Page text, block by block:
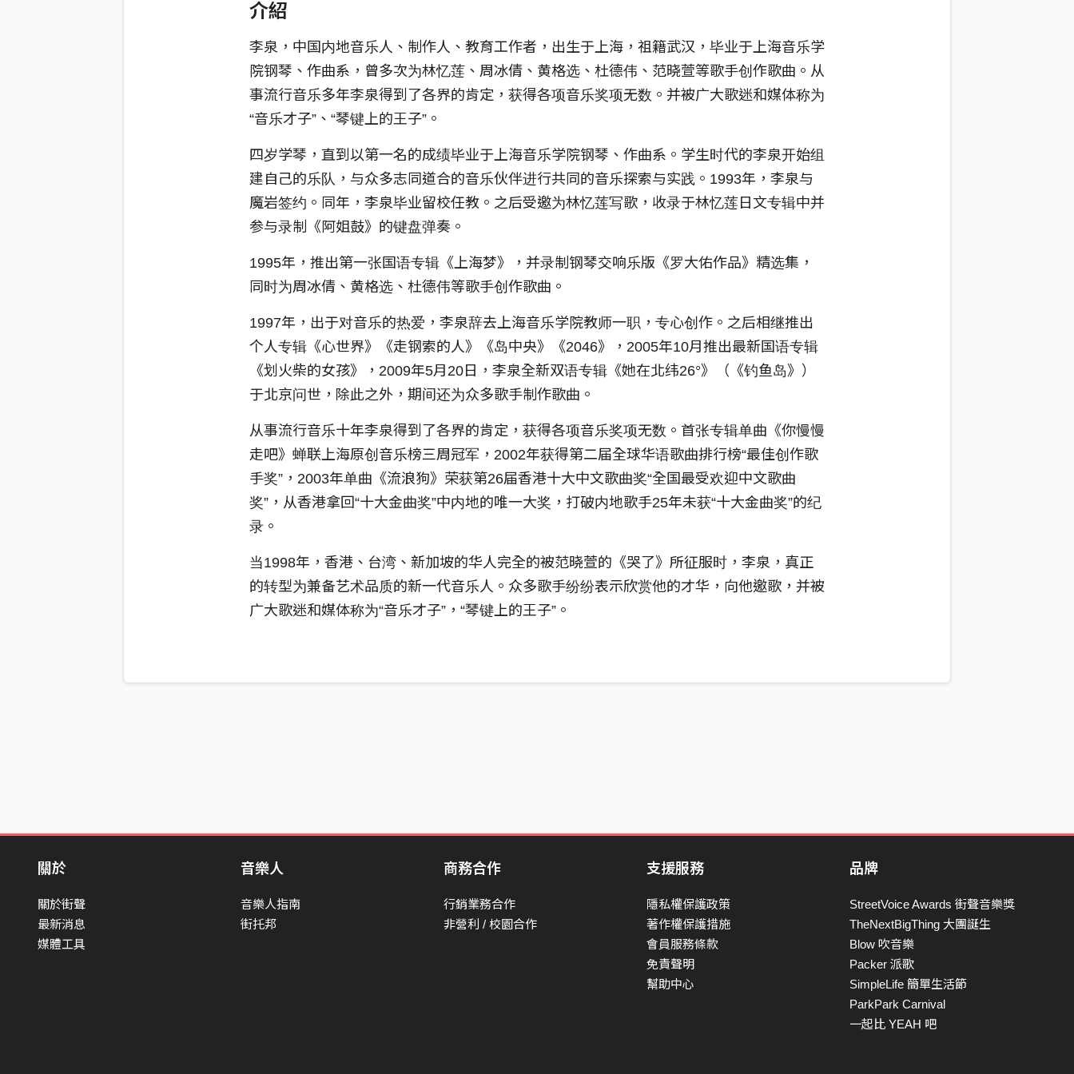
介紹
李泉，中国内地音乐人、制作人、教育工作者，出生于上海，祖籍武汉，毕业于上海音乐学
院钢琴、作曲系，曾多次为林忆莲、周冰倩、黄格选、杜德伟、范晓萱等歌手创作歌曲。从
事流行音乐多年李泉得到了各界的肯定，获得各项音乐奖项无数。并被广大歌迷和媒体称为
“音乐才子”、“琴键上的王子”。
四岁学琴，直到以第一名的成绩毕业于上海音乐学院钢琴、作曲系。学生时代的李泉开始组
建自己的乐队，与众多志同道合的音乐伙伴进行共同的音乐探索与实践。1993年，李泉与
魔岩签约。同年，李泉毕业留校任教。之后受邀为林忆莲写歌，收录于林忆莲日文专辑中并
参与录制《阿姐鼓》的键盘弹奏。
1995年，推出第一张国语专辑《上海梦》，并录制钢琴交响乐版《罗大佑作品》精选集，
同时为周冰倩、黄格选、杜德伟等歌手创作歌曲。
1997年，出于对音乐的热爱，李泉辞去上海音乐学院教师一职，专心创作。之后相继推出
个人专辑《心世界》《走钢索的人》《岛中央》《2046》，2005年10月推出最新国语专辑
《划火柴的女孩》，2009年5月20日，李泉全新双语专辑《她在北纬26°》（《钓鱼岛》）
于北京问世，除此之外，期间还为众多歌手制作歌曲。
从事流行音乐十年李泉得到了各界的肯定，获得各项音乐奖项无数。首张专辑单曲《你慢慢
走吧》蝉联上海原创音乐榜三周冠军，2002年获得第二届全球华语歌曲排行榜“最佳创作歌
手奖”，2003年单曲《流浪狗》荣获第26届香港十大中文歌曲奖“全国最受欢迎中文歌曲
奖”，从香港拿回“十大金曲奖”中内地的唯一大奖，打破内地歌手25年未获“十大金曲奖”的纪
录。
当1998年，香港、台湾、新加坡的华人完全的被范晓萱的《哭了》所征服时，李泉，真正
的转型为兼备艺术品质的新一代音乐人。众多歌手纷纷表示欣赏他的才华，向他邀歌，并被
广大歌迷和媒体称为“音乐才子”，“琴键上的王子”。
關於
關於街聲
最新消息
媒體工具
音樂人
音樂人指南
街托邦
商務合作
行銷業務合作
非營利 / 校園合作
支援服務
隱私權保護政策
著作權保護措施
會員服務條款
免責聲明
幫助中心
品牌
StreetVoice Awards 街聲音樂獎
TheNextBigThing 大團誕生
Blow 吹音樂
Packer 派歌
SimpleLife 簡單生活節
ParkPark Carnival
一起比 YEAH 吧